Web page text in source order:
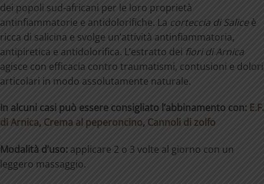
dei popoli sud-africani per le loro proprietà
antinfiammatorie e antidolorifiche. La corteccia di Salice è
ricca di salicina e svolge un’attività antinfiammatoria,
antipiretica e antidolorifica. L’estratto dei fiori di Arnica
agisce con efficacia contro traumatismi, contusioni e dolori
articolari in modo assolutamente naturale.
In alcuni casi può essere consigliato l’abbinamento con: E.F.
di Arnica, Crema al peperoncino, Cannoli di zolfo
Modalità d’uso: applicare 2 o 3 volte al giorno con un
leggero massaggio.